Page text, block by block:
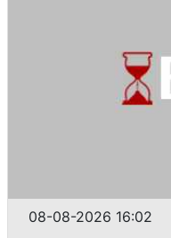
08-08-2026 16:02